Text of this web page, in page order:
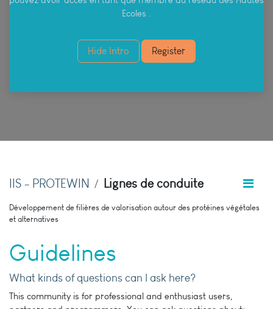
Ecoles .
Hide Intro Register
IIS - PROTEWIN Lignes de conduite
Développement de filières de valorisation autour des protéines végétales
et alternatives
Guidelines
What kinds of questions can I ask here?
This community is for professional and enthusiast users,